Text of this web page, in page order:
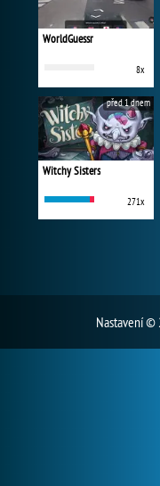
WorldGuessr
8x
Witchy Sisters
271x
před 1 dnem
Nastavení©